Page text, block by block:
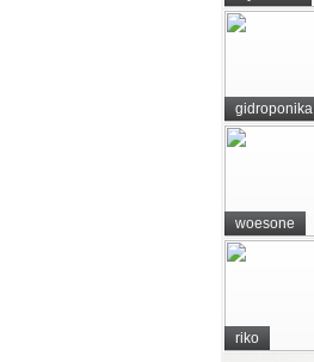
gidroponika
woesone
riko